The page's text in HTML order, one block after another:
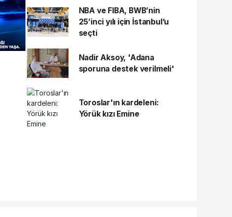
NBA ve FIBA, BWB’nin
25’inci yılı için İstanbul’u
seçti
Nadir Aksoy, 'Adana
sporuna destek verilmeli'
Toroslar'ın kardeleni:
Yörük kızı Emine